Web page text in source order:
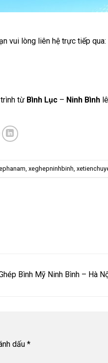
vui lòng liên hệ trực tiếp qua:
từ Bình Lục – Ninh Bình
,xeghepninhbinh ,
Bình Mỹ Ninh Bình – Hà
dấu*